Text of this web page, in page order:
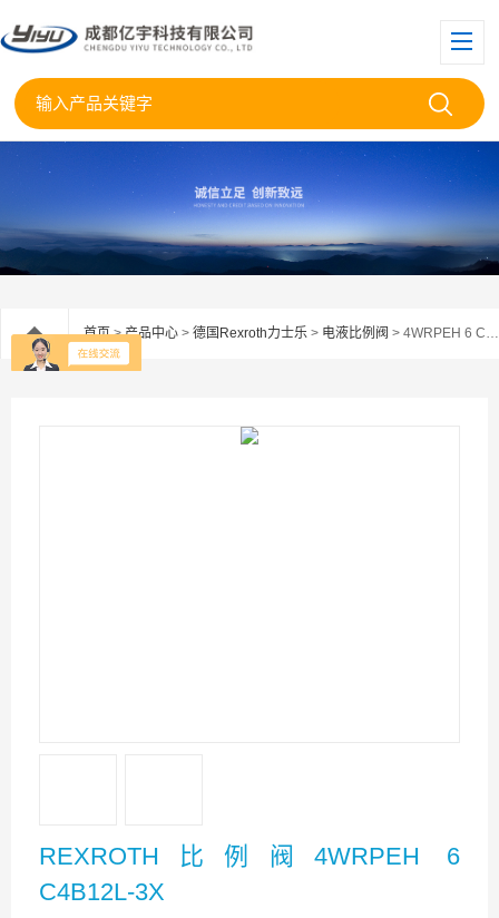
首页>产品中心 > 德国Rexroth力士乐 > 电液比例阀 > 4WRPEH 6 C4B12L-3X/M/24F1REXROTH比例阀4WRPEH 6 C4B12L-3X
REXROTH比例阀4WRPEH 6
C4B12L-3X